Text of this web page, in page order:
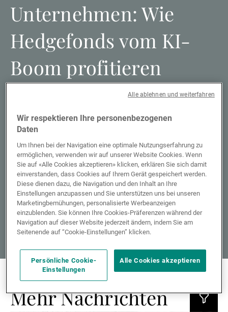
Unternehmen: Wie
Hedgefonds vom KI-
Boom profitieren
Künstliche Intelligenz war einer der wichtigsten
traditioneller Anlagen, sondern auch die von
alternativen Instrumenten wie Hedgefonds mit
Engagement in diesem Sektor gestützt. Hier gibt Kier
Boley, Co-Leiter und CIO von UBP Alternative
Investment Solutions (AIS), Einblicke in dieses
Thema.
Weiterlesen
Mehr Nachrichten
Wir respektieren Ihre personenbezogenen
Daten
Um Ihnen bei der Navigation eine optimale Nutzungserfahrung zu
ermöglichen, verwenden wir auf unserer Website Cookies. Wenn
Sie auf «Alle Cookies akzeptieren» klicken, erklären Sie sich damit
einverstanden, dass Cookies auf Ihrem Gerät gespeichert werden.
Diese dienen dazu, die Navigation und den Inhalt an Ihre
Einstellungen anzupassen und Sie unterstützen uns bei unseren
Marketingbemühungen, personalisierte Werbeanzeigen
einzublenden. Sie können Ihre Cookies-Präferenzen während der
Navigation auf dieser Website jederzeit ändern, indem Sie am
Seitenende auf “Cookie-Einstellungen” klicken.
Persönliche Cookie-
Einstellungen
Alle Cookies akzeptieren
Alle ablehnen und weiterfahren